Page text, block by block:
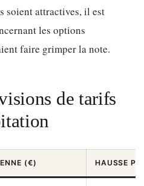
soient attractives, il est
les options
faire grimper la note.
de tarifs
(€) HAUSSE